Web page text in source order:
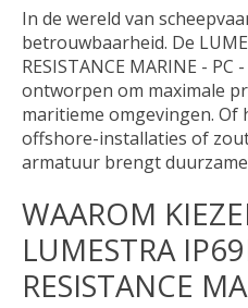
In de wereld van
betrouwbaarheid. De
RESISTANCE MARINE -
ontworpen om maximale
maritieme omgevingen. Of
offshore-installaties of
armatuur brengt
WAAROM
LUMESTRA
RESISTANCE